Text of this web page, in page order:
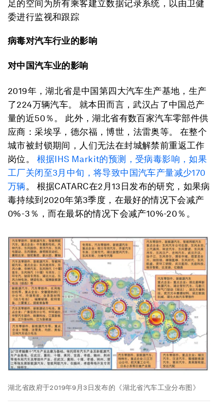
足的空间为所有乘客建立数据记录系统，以由卫健
委进行监视和跟踪
病毒对汽车行业的影响
对中国汽车业的影响
2019年，湖北省是中国第四大汽车生产基地，生产
了224万辆汽车。 就本田而言，武汉占了中国总产
量的近50％。 此外，湖北省有数百家汽车零部件供
应商：采埃孚，德尔福，博世，法雷奥等。 在整个
城市被封锁期间，人们无法在封城解禁前重返工作
岗位。 根据IHS Markit的预测，受病毒影响，如果
工厂关闭至3月中旬，将导致中国汽车产量减少170
万辆。 根据CATARC在2月13日发布的研究，如果病
毒持续到2020年第3季度，在最好的情况下会减产
0%-3％，而在最坏的情况下会减产10%-20％。
湖北省政府于2019年9月3日发布的《湖北省汽车工业分布图》